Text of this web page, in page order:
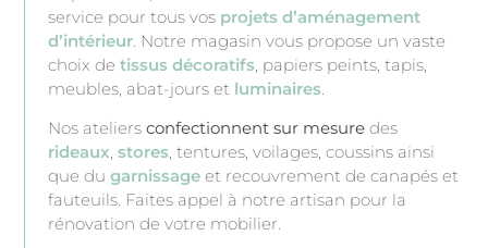
service pour tous vos projets d’aménagement
d’intérieur. Notre magasin vous propose un vaste
choix de tissus décoratifs, papiers peints, tapis,
meubles, abat-jours et luminaires.
Nos ateliers confectionnent sur mesuredes
rideaux, stores, tentures, voilages, coussins ainsi
que du garnissageet recouvrement de canapés et
fauteuils. Faites appel à notre artisan pour la
rénovation de votre mobilier.